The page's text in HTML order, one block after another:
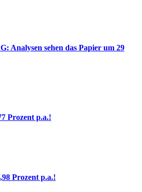
Analysen sehen das Papier um 29
Prozent p.a.!
Prozent p.a.!